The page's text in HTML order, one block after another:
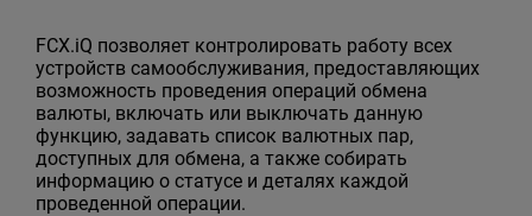
FCX.iQ позволяет контролировать работу всех
устройств самообслуживания, предоставляющих
возможность проведения операций обмена
валюты, включать или выключать данную
функцию, задавать список валютных пар,
доступных для обмена, а также собирать
информацию о статусе и деталях каждой
проведенной операции.